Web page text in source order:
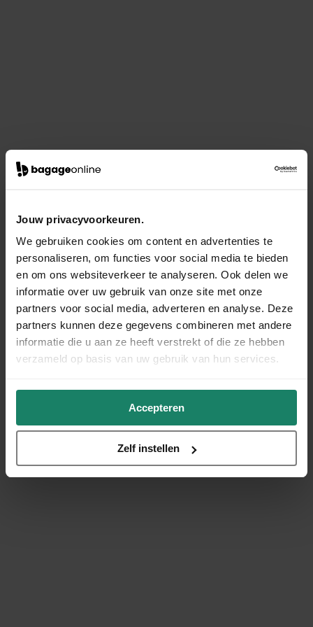
Jouw privacyvoorkeuren.
We gebruiken cookies om content en advertenties te
personaliseren, om functies voor social media te bieden
en om ons websiteverkeer te analyseren. Ook delen we
informatie over uw gebruik van onze site met onze
partners voor social media, adverteren en analyse. Deze
partners kunnen deze gegevens combineren met andere
informatie die u aan ze heeft verstrekt of die ze hebben
verzameld op basis van uw gebruik van hun services.
Accepteren
Zelf instellen